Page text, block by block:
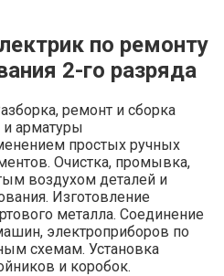
по ремонту
2-го разряда
ремонт и сборка
и арматуры
простых ручных
Очистка, промывка,
воздухом деталей и
Изготовление
металла. Соединение
электроприборов по
схемам. Установка
и коробок.